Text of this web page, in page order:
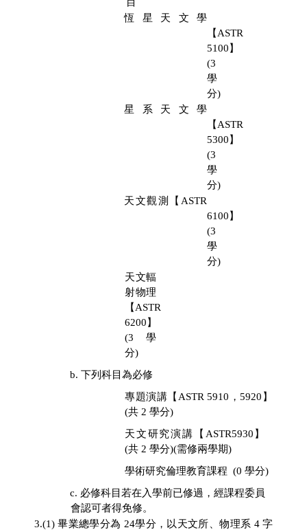
恆星天文學
【 ASTR
5100 】
(3
學
分)
星系天文學
【 ASTR
5300 】
(3
學
分)
天文觀測【 ASTR
6100 】
(3
學
分)
天文輻
射物理
【 ASTR
6200 】
(3 學
分)
b. 下列科目為必修
專題演講【 ASTR 5910 ，5920 】
(共 2 學分)
天文研究演講
【 ASTR5930 】
(共 2 學分)(需修兩學期)
學術研究倫理教育課程 (0 學分)
c. 必修科目若在入學前已修過，經課程委員
會認可者得免修。
3.(1)畢業總學分為 24學分，以天文所、物理系 4字